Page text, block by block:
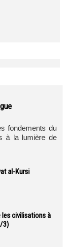
fondements du
à la lumière de
al-Kursi
les civilisations à
3)